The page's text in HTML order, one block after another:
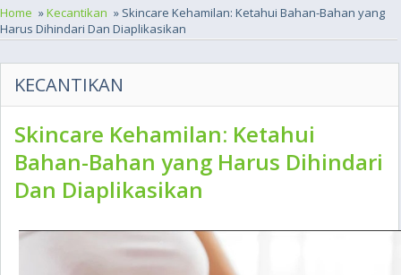
Home »Kecantikan » Skincare Kehamilan: Ketahui Bahan-Bahan yang
Harus Dihindari Dan Diaplikasikan
KECANTIKAN
Skincare Kehamilan: Ketahui
Bahan-Bahan yang Harus Dihindari
Dan Diaplikasikan